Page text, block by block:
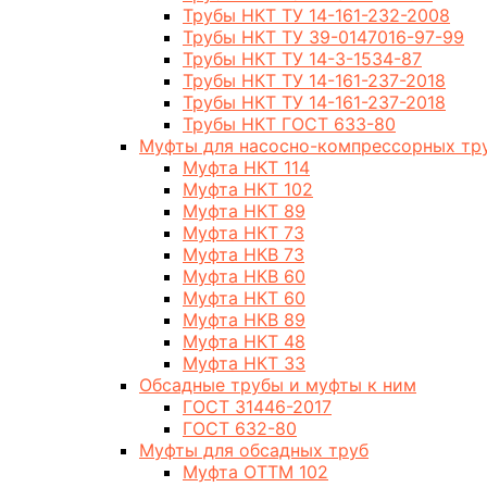
Трубы НКТ ТУ 14-161-232-2008
Трубы НКТ ТУ 39-0147016-97-99
Трубы НКТ ТУ 14-3-1534-87
Трубы НКТ ТУ 14-161-237-2018
Трубы НКТ ТУ 14-161-237-2018
Трубы НКТ ГОСТ 633-80
Муфты для насосно-компрессорных
Муфта НКТ 114
Муфта НКТ 102
Муфта НКТ 89
Муфта НКТ 73
Муфта НКВ 73
Муфта НКВ 60
Муфта НКТ 60
Муфта НКВ 89
Муфта НКТ 48
Муфта НКТ 33
Обсадные трубы и муфты к ним
ГОСТ 31446-2017
ГОСТ 632-80
Муфты для обсадных труб
Муфта ОТТМ 102